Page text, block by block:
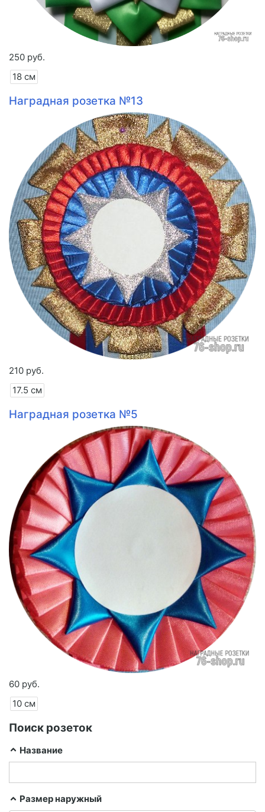
250 руб.
18 см
Наградная розетка №13
210 руб.
17.5 см
Наградная розетка №5
60 руб.
10 см
Поиск розеток
Название
Размер наружный